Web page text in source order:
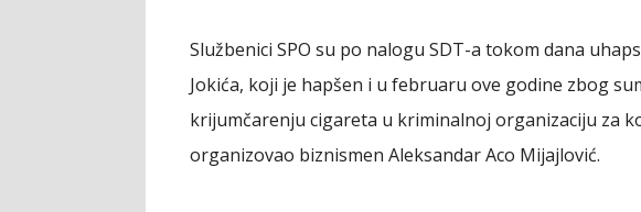
Službenici SPO su po nalogu SDT-a tokom dana
Jokića, koji je hapšen i u februaru ove godine zbog
krijumčarenju cigareta u kriminalnoj organizaciju za
organizovao biznismen Aleksandar Aco Mijajlović.